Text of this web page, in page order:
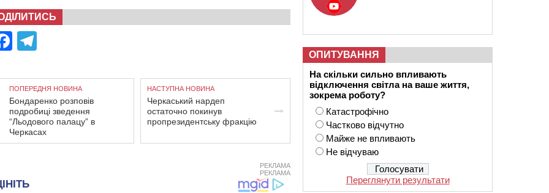
Facebook
ПОПЕРЕДНЯ НОВИНА
Бондаренко розповів
подробиці зведення
“Льодового палацу” в
Черкасах
НАСТУПНА НОВИНА
Черкаський нардеп
остаточно покинув
пропрезидентську фракцію
РЕКЛАМА
РЕКЛАМА
ОПИТУВАННЯ
На скільки сильно впливають
відключення світла на ваше життя,
зокрема роботу?
Катастрофічно
Частково відчутно
Майже не впливають
Не відчуваю
Переглянути результати